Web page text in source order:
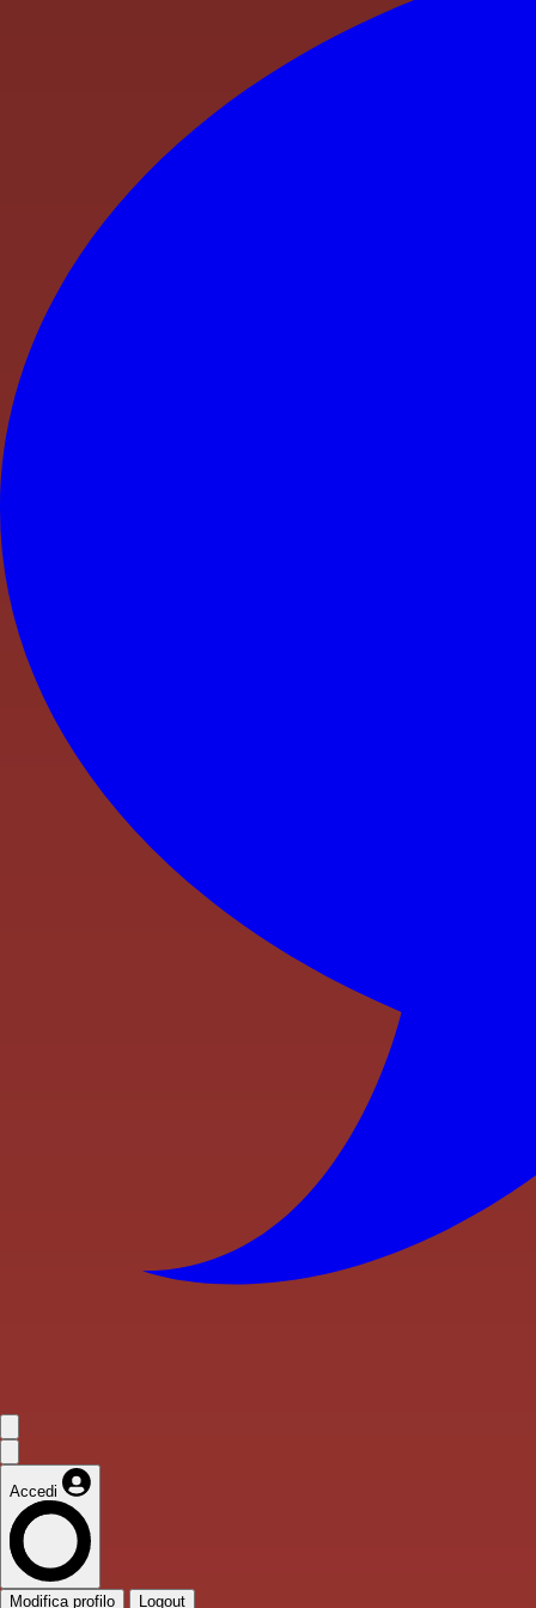
Accedi
Modifica profilo Logout